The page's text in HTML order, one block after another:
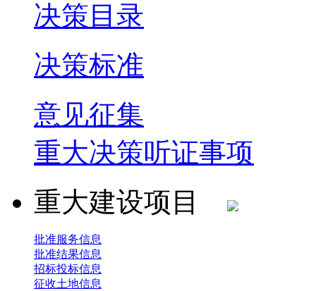
决策目录
决策标准
意见征集
重大决策听证事项
重大建设项目
批准服务信息
批准结果信息
招标投标信息
征收土地信息